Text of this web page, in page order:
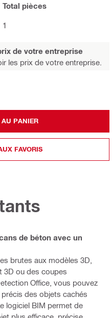
Total pièces
1
de votre entreprise
les prix de votre entreprise.
PANIER
FAVORIS
de béton avec un
brutes aux modèles 3D,
3D ou des coupes
Office, vous pouvez
précis des objets cachés
logiciel BIM permet de